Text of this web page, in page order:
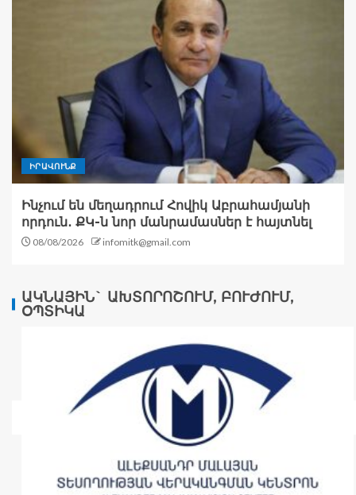
ԻՐԱՎՈՒՆՔ
Ինչում են մեղադրում Հովիկ Աբրահամյանի
որդուն․ ՔԿ-ն նոր մանրամասներ է հայտնել
08/08/2026 infomitk@gmail.com
ԱԿՆԱՅԻՆ` ԱԽՏՈՐՈՇՈՒՄ, ԲՈՒԺՈՒՄ,
ՕՊՏԻԿԱ